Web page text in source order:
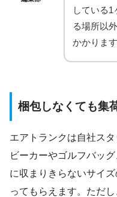
している
る場所以
かかりま
梱包しなくても集
エアトランクは自社ス
ビーカーやゴルフバッ
に収まりきらないサイ
ってもらえます。ただ